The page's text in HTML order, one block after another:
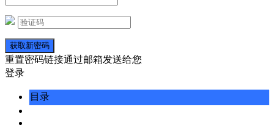
重置密码链接通过邮箱发送给您
登录
目录